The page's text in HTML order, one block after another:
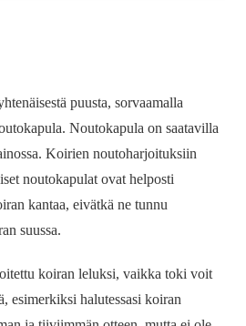
puusta, sorvaamalla
Noutokapula on saatavilla
Koirien noutoharjoituksiin
noutokapulat ovat helposti
kantaa, eivätkä ne tunnu
suussa.
koiran leluksi, vaikka toki voit
esimerkiksi halutessasi koiran